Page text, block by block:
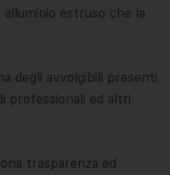
estruso che la
degli avvolgibili presenti
professionali ed altri
trasparenza ed